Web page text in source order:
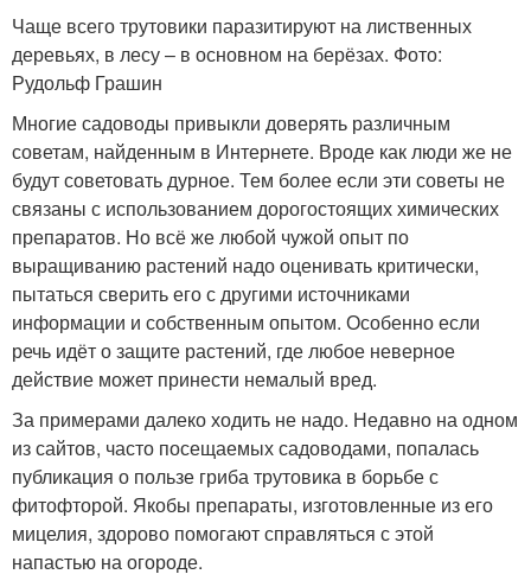
Чаще всего трутовики паразитируют на лиственных
деревьях, в лесу – в основном на берёзах. Фото:
Рудольф Грашин
Многие садоводы привыкли доверять различным
советам, найденным в Интернете. Вроде как люди же не
будут советовать дурное. Тем более если эти советы не
связаны с использованием дорогостоящих химических
препаратов. Но всё же любой чужой опыт по
выращиванию растений надо оценивать критически,
пытаться сверить его с другими источниками
информации и собственным опытом. Особенно если
речь идёт о защите растений, где любое неверное
действие может принести немалый вред.
За примерами далеко ходить не надо. Недавно на одном
из сайтов, часто посещаемых садоводами, попалась
публикация о пользе гриба трутовика в борьбе с
фитофторой. Якобы препараты, изготовленные из его
мицелия, здорово помогают справляться с этой
напастью на огороде.